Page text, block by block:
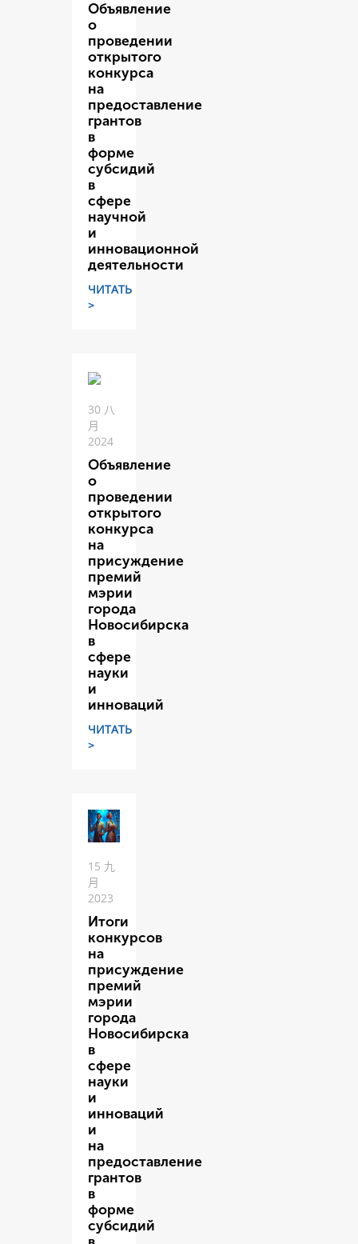
Объявление
о
проведении
открытого
конкурса
на
предоставление
грантов
в
форме
субсидий
в
сфере
научной
и
инновационной
деятельности
ЧИТАТЬ
>
30 八
月
2024
Объявление
о
проведении
открытого
конкурса
на
присуждение
премий
мэрии
города
Новосибирска
в
сфере
науки
и
инноваций
ЧИТАТЬ
>
15 九
月
2023
Итоги
конкурсов
на
присуждение
премий
мэрии
города
Новосибирска
в
сфере
науки
и
инноваций
и
на
предоставление
грантов
в
форме
субсидий